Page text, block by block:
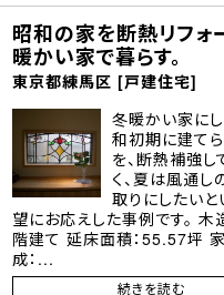
昭和の家を断熱リフォ
暖かい家で暮らす。
東京都練馬区 [戸建住宅]
冬暖かい家に
和初期に建て
を、断熱補強し
く、夏は風通し
取りにしたいと
望にお応えした事例です。 木
階建て 延床面積：55.57坪
成：...
続きを読む